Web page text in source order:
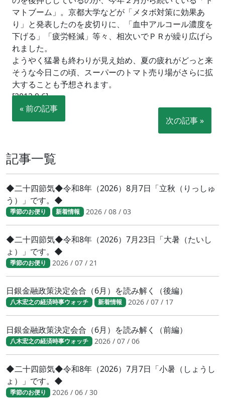
マトブーム」。京都大学などが「メタボ対策に効果あ
り」と発表したのを皮切りに、「血中アルコール濃度を
下げる」「疲労軽減」等々、相次いでＰＲが繰り広げら
れました。
ようやく猛暑も終わりが見え始め、夏の疲れがどっと来
そうな今日この頃、スーパーのトマト売り場がさらに拡
大することも予想されます。
[2012.9.6]
« 前の記事
次の記事 »
記事一覧
◆二十四節気◆令和8年（2026）8月7日「立秋（りっしゅ
う）」です。◆
季節のお便り 新着情報 2026 / 08 / 03
◆二十四節気◆令和8年（2026）7月23日「大暑（たいし
ょ）」です。◆
季節のお便り 2026 / 07 / 21
日銀金融政策決定会合（6月）を読み解く（後編）
八木宏之の経済時事ウォッチ 新着情報 2026 / 07 / 17
日銀金融政策決定会合（6月）を読み解く（前編）
八木宏之の経済時事ウォッチ 2026 / 07 / 06
◆二十四節気◆令和8年（2026）7月7日「小暑（しょうし
ょ）」です。◆
季節のお便り 2026 / 06 / 30